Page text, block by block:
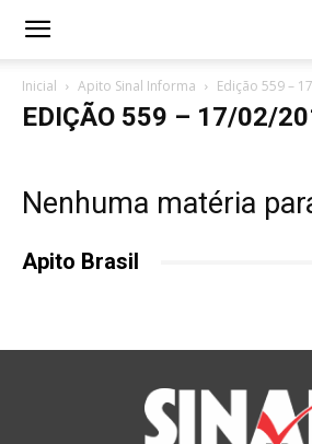
Inicial Apito Sinal Informa Edição 559 –
EDIÇÃO 559 – 17/02/
Nenhuma matéria
Apito Brasil